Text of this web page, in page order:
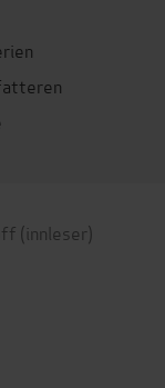
(innleser)